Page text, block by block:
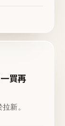
買再
新。